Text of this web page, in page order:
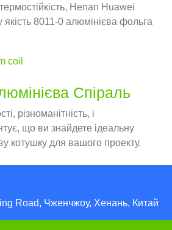
термостійкість, Henan Huawei
8011-0 алюмінієва фольга
Спіраль
різноманітність, і
що ви знайдете ідеальну
котушку для вашого проекту.
Road, Чженчжоу, Хенань, Китай